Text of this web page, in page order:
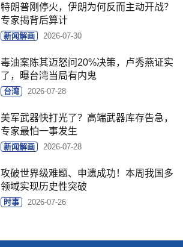
特朗普刚停火，伊朗为何反而主动开战？
专家揭背后算计
新闻解画 2026-07-30
毒油案陈其迈怒问20%决策，卢秀燕证实
了，曝台湾当局有内鬼
台湾 2026-07-28
美军武器快打光了？高端武器库存告急，
专家最怕一事发生
新闻解画 2026-07-28
攻破世界级难题、申遗成功！本周我国多
领域实现历史性突破
时事 2026-07-26